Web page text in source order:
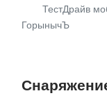
ТестДрайв
ГорынычЪ